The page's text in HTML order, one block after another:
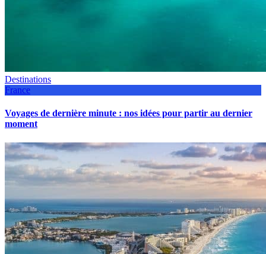
Destinations
France
Voyages de dernière minute : nos idées pour partir au dernier
moment